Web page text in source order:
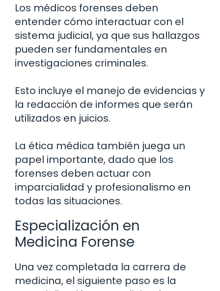
Los médicos forenses deben
entender cómo interactuar con el
sistema judicial, ya que sus hallazgos
pueden ser fundamentales en
investigaciones criminales.
Esto incluye el manejo de evidencias y
la redacción de informes que serán
utilizados en juicios.
La ética médica también juega un
papel importante, dado que los
forenses deben actuar con
imparcialidad y profesionalismo en
todas las situaciones.
Especialización en
Medicina Forense
Una vez completada la carrera de
medicina, el siguiente paso es la